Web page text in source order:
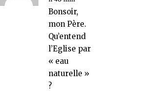
Bonsoir,
mon Père.
Qu’entend
l’Eglise par
« eau
naturelle »
?